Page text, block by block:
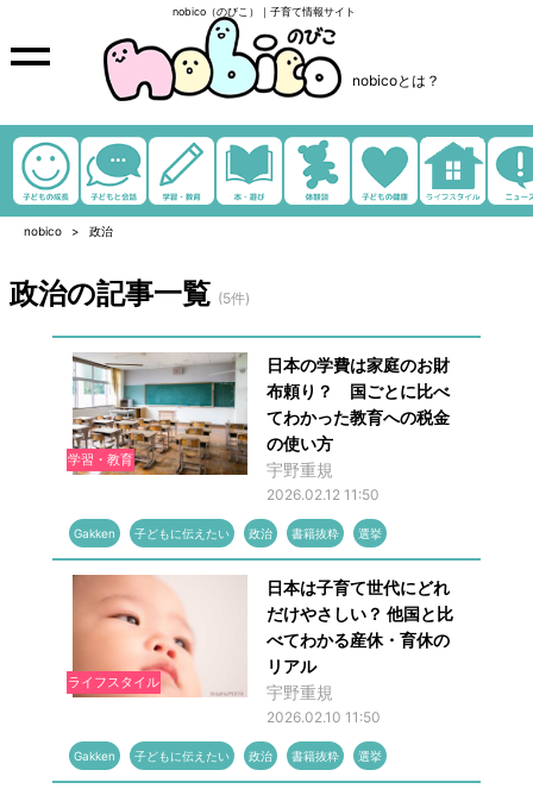
nobico（のびこ）｜子育て情報サイト
nobicoとは？
nobico 政治
政治の記事一覧 (5件)
学習・教育
日本の学費は家庭のお財
布頼り？ 国ごとに比べ
てわかった教育への税金
の使い方
宇野重規
2026.02.12 11:50
Gakken 子どもに伝えたい 政治 書籍抜粋 選挙
ライフスタイル
日本は子育て世代にどれ
だけやさしい？ 他国と比
べてわかる産休・育休の
リアル
宇野重規
2026.02.10 11:50
Gakken 子どもに伝えたい 政治 書籍抜粋 選挙